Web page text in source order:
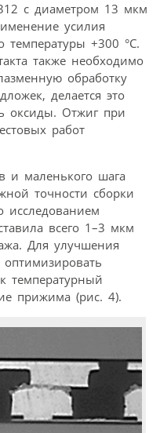
с диаметром 13 мкм
усилия
+300 °С.
также необходимо
обработку
делается это
оксиды. Отжиг при
работ
и маленького шага
точности сборки
исследованием
всего 1–3 мкм
Для улучшения
температурный
прижима (рис. 4).